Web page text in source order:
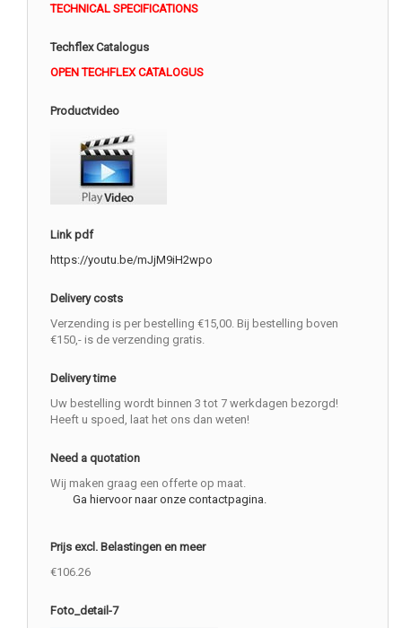
TECHNICAL SPECIFICATIONS
Techflex Catalogus
OPEN TECHFLEX CATALOGUS
Productvideo
Link pdf
https://youtu.be/mJjM9iH2wpo
Delivery costs
Verzending is per bestelling €15,00. Bij bestelling boven
€150,- is de verzending gratis.
Delivery time
Uw bestelling wordt binnen 3 tot 7 werkdagen bezorgd!
Heeft u spoed, laat het ons dan weten!
Need a quotation
Wij maken graag een offerte op maat.
Ga hiervoor naar onze contactpagina.
Prijs excl. Belastingen en meer
€106.26
Foto_detail-7